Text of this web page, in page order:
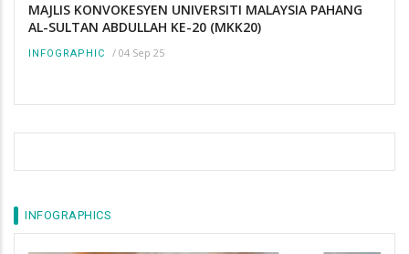
MAJLIS KONVOKESYEN UNIVERSITI MALAYSIA PAHANG
AL-SULTAN ABDULLAH KE-20 (MKK20)
INFOGRAPHIC / 04 Sep 25
INFOGRAPHICS